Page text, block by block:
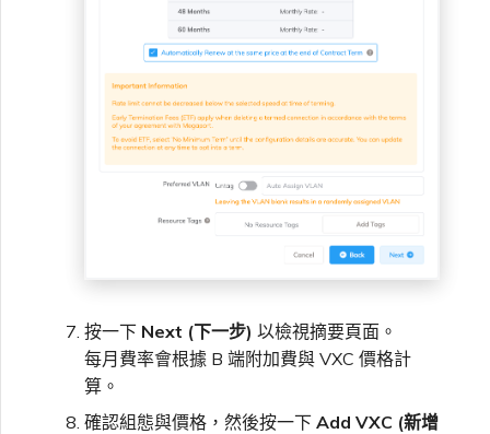
按一下 Next (下一步) 以檢視摘要頁面。
每月費率會根據 B 端附加費與 VXC 價格計
算。
確認組態與價格，然後按一下 Add VXC (新增